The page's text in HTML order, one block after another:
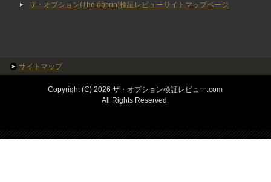
ザ・オプション(The option)検証レビューサイトマップページ
サイトマップ
Copyright (C) 2026 ザ・オプション検証レビュー.com
All Rights Reserved.